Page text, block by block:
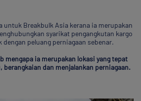
untuk Breakbulk Asia kerana ia merupakan
syarikat pengangkutan kargo
peluang perniagaan sebenar.
mengapa ia merupakan lokasi yang tepat
dan menjalankan perniagaan.